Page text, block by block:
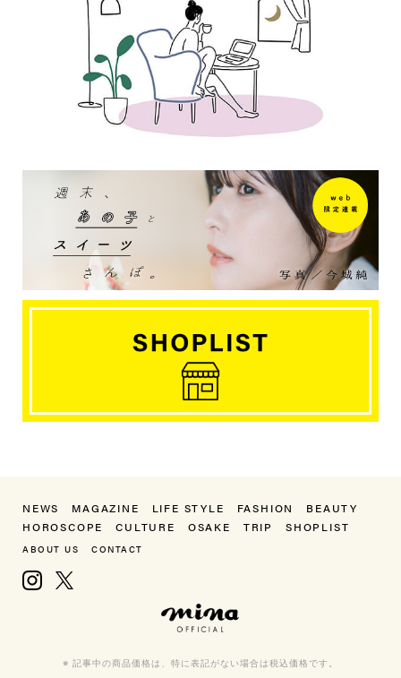
NEWS MAGAZINE LIFE STYLE FASHION
BEAUTY
HOROSCOPE
CULTURE OSAKE TRIP SHOPLIST
ABOUT US CONTACT
Instagram
※ 記事中の商品価格は、特に表記がない場合は税込価格です。